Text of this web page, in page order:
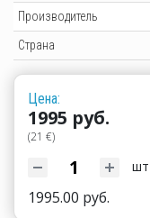
Производитель
Страна
Цена:
1995 руб.
(21 €)
шт
1995.00 руб.